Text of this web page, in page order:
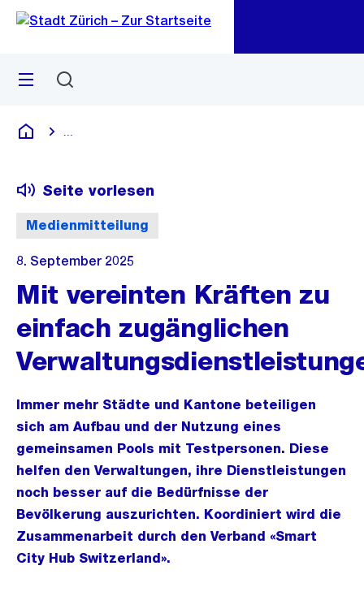
Navigation
Sprunglink
Menü
Deutsch
Medienmitteilung
Seite vorlesen
8. September 2025
Mit vereinten Kräften zu
einfach zugänglichen
Immer mehr Städte und Kantone beteiligen
sich am Aufbau und der Nutzung eines
gemeinsamen Pools mit Testpersonen. Diese
helfen den Verwaltungen, ihre Dienstleistungen
noch besser auf die Bedürfnisse der
Bevölkerung auszurichten. Koordiniert wird die
Zusammenarbeit durch den Verband «Smart
City Hub Switzerland».